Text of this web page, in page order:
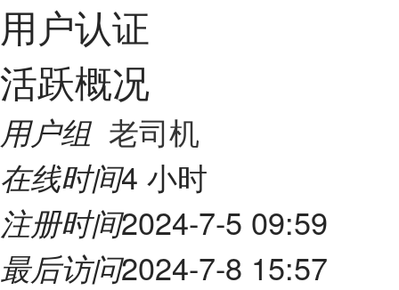
用户认证
活跃概况
用户组 老司机
在线时间4 小时
注册时间2024-7-5 09:59
最后访问2024-7-8 15:57